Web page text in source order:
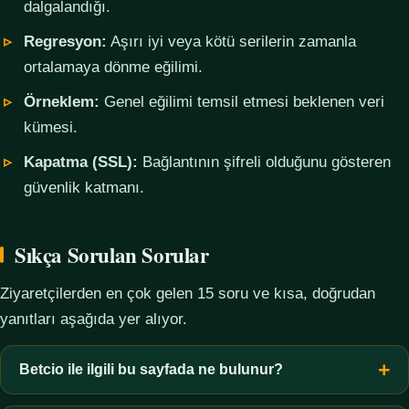
dalgalandığı.
Regresyon: Aşırı iyi veya kötü serilerin zamanla
ortalamaya dönme eğilimi.
Örneklem: Genel eğilimi temsil etmesi beklenen veri
kümesi.
Kapatma (SSL): Bağlantının şifreli olduğunu gösteren
güvenlik katmanı.
Sıkça Sorulan Sorular
Ziyaretçilerden en çok gelen 15 soru ve kısa, doğrudan
yanıtları aşağıda yer alıyor.
Betcio ile ilgili bu sayfada ne bulunur?
Bu sayfada yalnızca kavramsal bilgi, terim açıklamaları, veri